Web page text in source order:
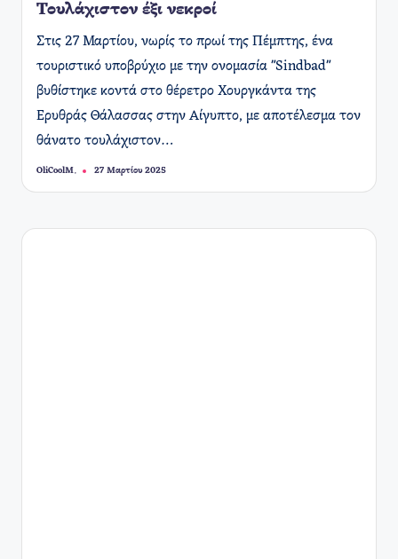
Τουλάχιστον έξι νεκροί
Στις 27 Μαρτίου, ​νωρίς το πρωί της Πέμπτης, ένα
τουριστικό υποβρύχιο με την ονομασία "Sindbad"
βυθίστηκε κοντά στο θέρετρο Χουργκάντα της
Ερυθράς Θάλασσας στην Αίγυπτο, με αποτέλεσμα τον
θάνατο τουλάχιστον…
Συγγραφέας:
OliCoolM. 27 Μαρτίου 2025